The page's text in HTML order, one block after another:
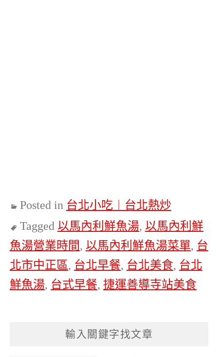
Posted in 台北小吃︱台北熱炒
Tagged 以馬內利鮮魚湯, 以馬內利鮮
魚湯營業時間, 以馬內利鮮魚湯菜單, 台
北市中正區, 台北早餐, 台北美食, 台北
鮮魚湯, 台式早餐, 捷運善導寺站美食
輸入關鍵字找文章